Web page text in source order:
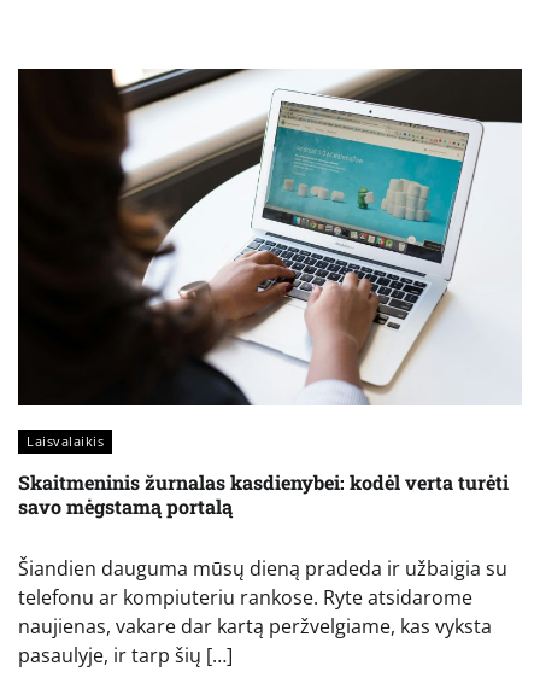
Laisvalaikis
Skaitmeninis žurnalas kasdienybei: kodėl verta turėti
savo mėgstamą portalą
Šiandien dauguma mūsų dieną pradeda ir užbaigia su
telefonu ar kompiuteriu rankose. Ryte atsidarome
naujienas, vakare dar kartą peržvelgiame, kas vyksta
pasaulyje, ir tarp šių […]